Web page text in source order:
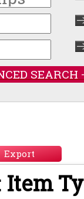
SEARCH
Item